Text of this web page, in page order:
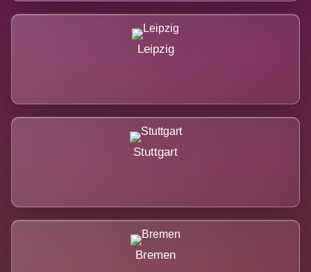
Leipzig
Stuttgart
Bremen